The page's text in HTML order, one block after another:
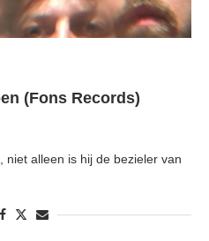
(Fons Records)
niet alleen is hij de bezieler van